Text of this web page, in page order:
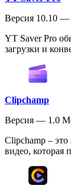
Версия 10.10
YT Saver Pro
загрузки и
Clipchamp
Версия — 1.0
Clipchamp –
видео, которая